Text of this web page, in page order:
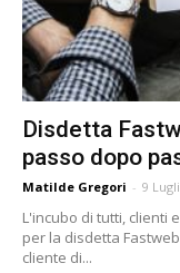
Disdetta
passo dopo
Matilde Gregori - 9
L'incubo di tutti, clienti
per la disdetta
cliente di...